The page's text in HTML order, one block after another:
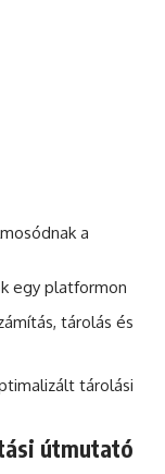
a
egy platformon
tárolás és
tárolási
útmutató